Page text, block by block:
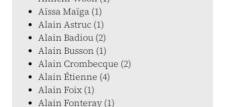
Aïssa Maïga (1)
Alain Astruc (1)
Alain Badiou (2)
Alain Busson (1)
Alain Crombecque (2)
Alain Étienne (4)
Alain Foix (1)
Alain Fonteray (1)